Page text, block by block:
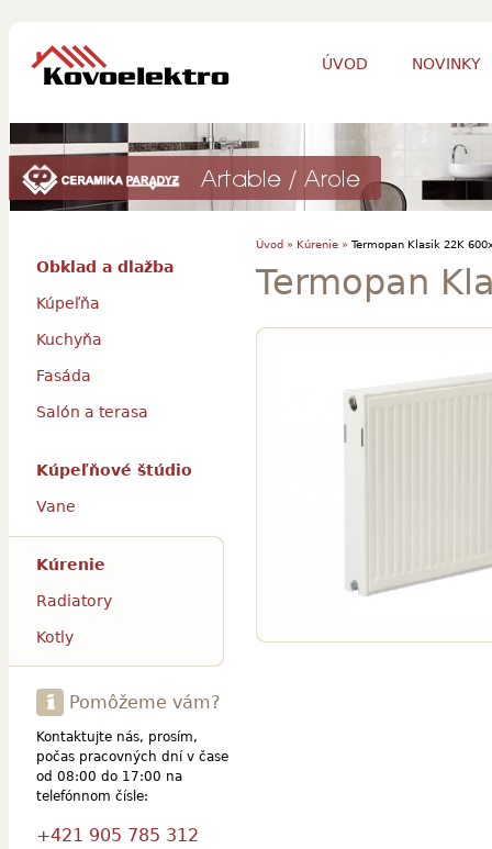
ÚVOD NOVINKY
Úvod » Kúrenie »Termopan Klasik 22K
Termopan
Obklad a dlažba
Kúpeľňa
Kuchyňa
Fasáda
Salón a terasa
Kúpeľňové štúdio
Vane
Kúrenie
Radiatory
Kotly
Pomôžeme vám?
Kontaktujte nás, prosím,
počas pracovných dní v čase
od 08:00 do 17:00 na
telefónnom čísle:
+421 905 785 312